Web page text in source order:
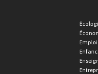
Emploi